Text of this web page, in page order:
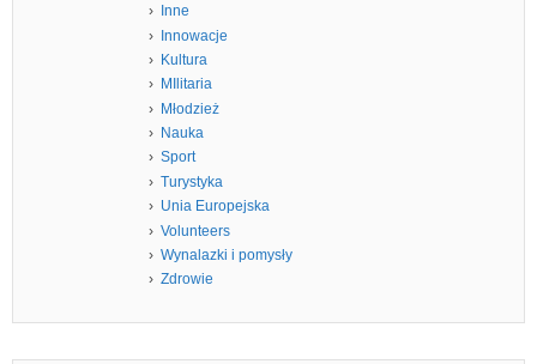
Inne
Innowacje
Kultura
MIlitaria
Młodzież
Nauka
Sport
Turystyka
Unia Europejska
Volunteers
Wynalazki i pomysły
Zdrowie